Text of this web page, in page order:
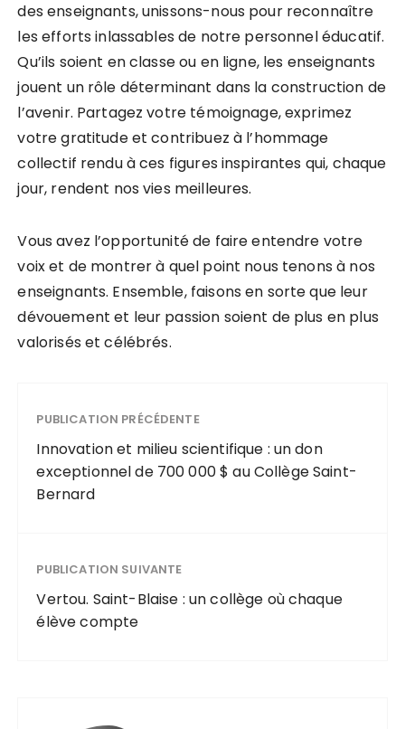
des enseignants, unissons-nous pour reconnaître
les efforts inlassables de notre personnel éducatif.
Qu’ils soient en classe ou en ligne, les enseignants
jouent un rôle déterminant dans la construction de
l’avenir. Partagez votre témoignage, exprimez
votre gratitude et contribuez à l’hommage
collectif rendu à ces figures inspirantes qui, chaque
jour, rendent nos vies meilleures.
Vous avez l’opportunité de faire entendre votre
voix et de montrer à quel point nous tenons à nos
enseignants. Ensemble, faisons en sorte que leur
dévouement et leur passion soient de plus en plus
valorisés et célébrés.
PUBLICATION PRÉCÉDENTE
Innovation et milieu scientifique : un don
exceptionnel de 700 000 $ au Collège Saint-
Bernard
PUBLICATION SUIVANTE
Vertou. Saint-Blaise : un collège où chaque
élève compte